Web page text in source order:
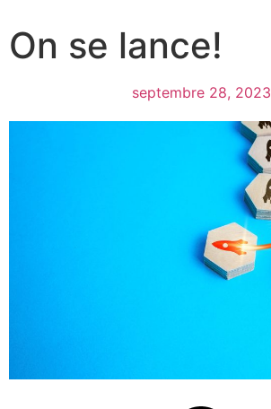
On se lance!
septembre 28, 2023